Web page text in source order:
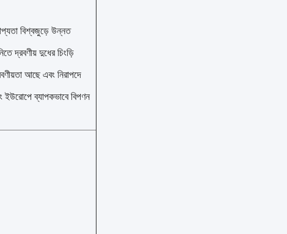
বিশ্বজুড়ে উন্নত
দ্রবণীয় দুধের চিংড়ি
আছে এবং নিরাপদে
ইউরোপে ব্যাপকভাবে বিপণন